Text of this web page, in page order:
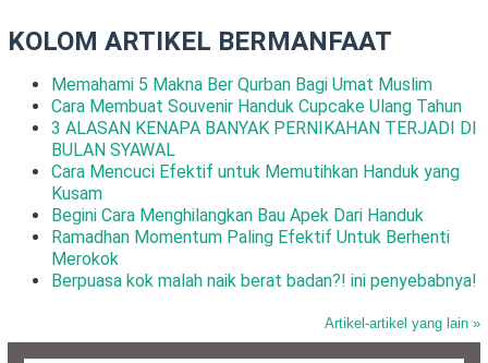
KOLOM ARTIKEL BERMANFAAT
Memahami 5 Makna Ber Qurban Bagi Umat Muslim
Cara Membuat Souvenir Handuk Cupcake Ulang Tahun
3 ALASAN KENAPA BANYAK PERNIKAHAN TERJADI DI
BULAN SYAWAL
Cara Mencuci Efektif untuk Memutihkan Handuk yang
Kusam
Begini Cara Menghilangkan Bau Apek Dari Handuk
Ramadhan Momentum Paling Efektif Untuk Berhenti
Merokok
Berpuasa kok malah naik berat badan?! ini penyebabnya!
Artikel-artikel yang lain »